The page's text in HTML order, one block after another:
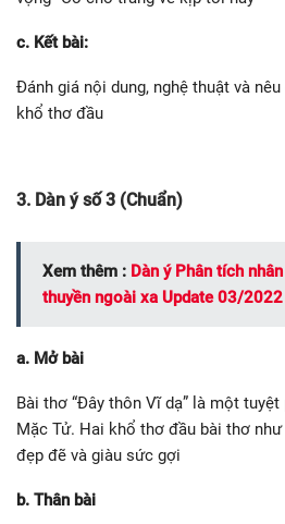
c. Kết bài:
Đánh giá nội dung, nghệ thuật và
khổ thơ đầu
3. Dàn ý số 3 (Chuẩn)
Xem thêm : Dàn ý Phân tích
thuyền ngoài xa Update 03/2022
a. Mở bài
Bài thơ “Đây thôn Vĩ dạ” là một
Mặc Tử. Hai khổ thơ đầu bài thơ
đẹp đẽ và giàu sức gợi
b. Thân bài